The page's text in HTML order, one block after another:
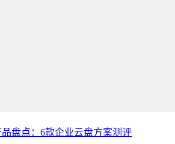
盘点：6款企业云盘方案测评